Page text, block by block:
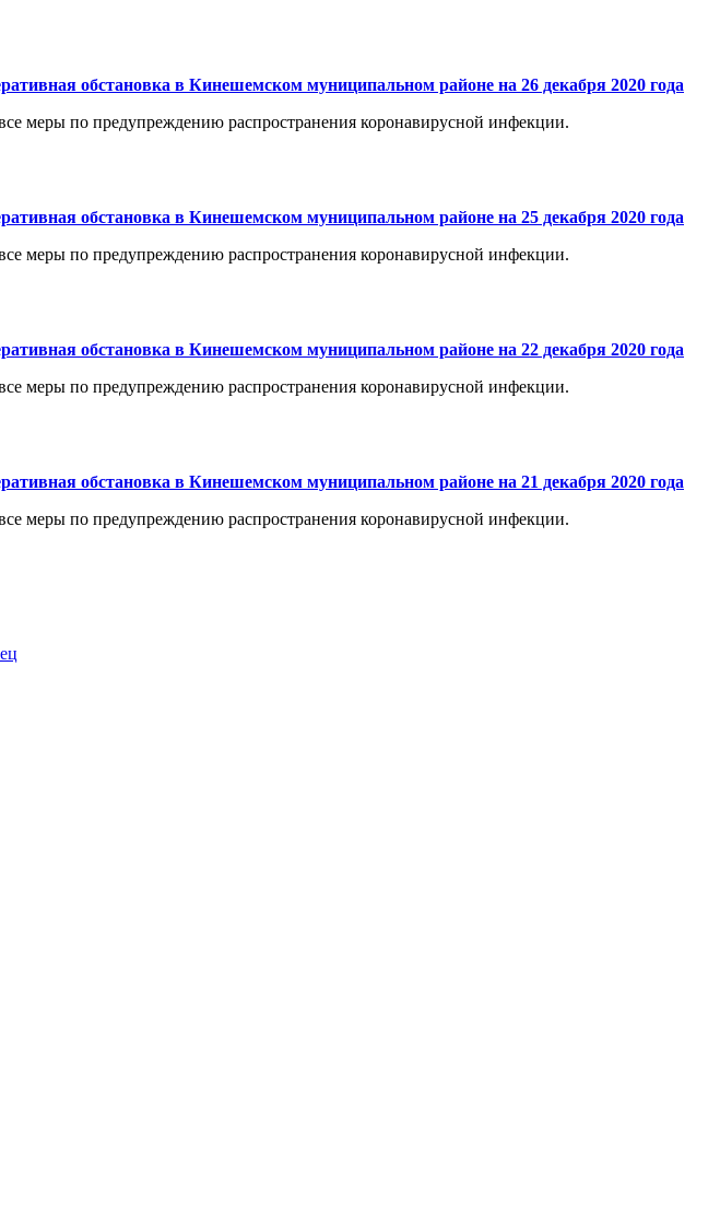
обстановка в Кинешемском муниципальном районе на 26 декабря 2020 года
меры по предупреждению распространения коронавирусной инфекции.
обстановка в Кинешемском муниципальном районе на 25 декабря 2020 года
меры по предупреждению распространения коронавирусной инфекции.
обстановка в Кинешемском муниципальном районе на 22 декабря 2020 года
меры по предупреждению распространения коронавирусной инфекции.
обстановка в Кинешемском муниципальном районе на 21 декабря 2020 года
меры по предупреждению распространения коронавирусной инфекции.